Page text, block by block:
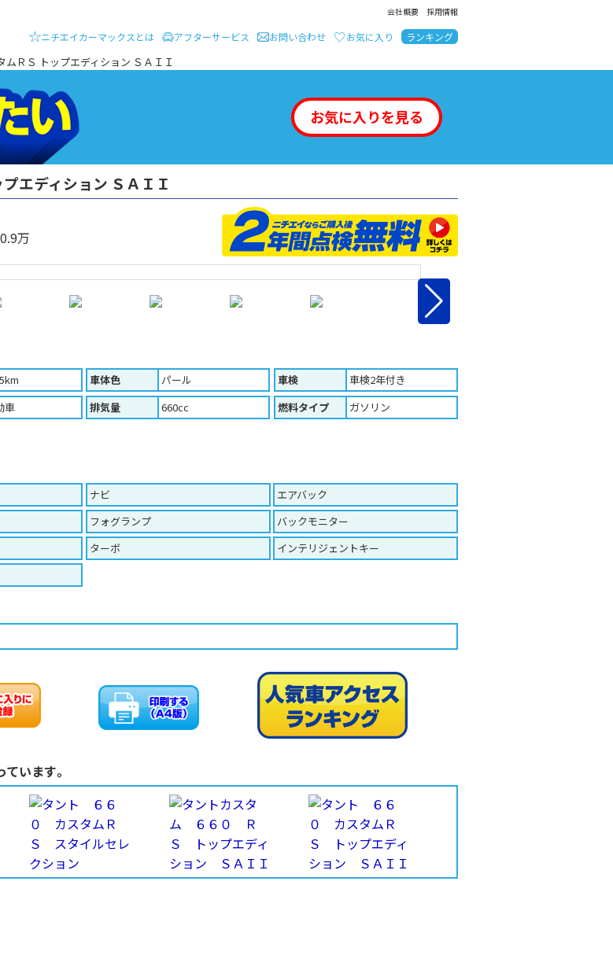
会社概要 採用情報
イ・カーマックス
ニチエイカーマックスとは アフターサービス お問い合わせ お気に入り ランキング
ＲＳ トップエディション ＳＡＩＩ
クルマを買いたい
お気に入りを見る
エディション ＳＡＩＩ
万
車体色 パール 車検
車検2年付き
車 排気量 660cc 燃料タイプ
ガソリン
ナビ
エアバック
フォグランプ
バックモニター
ターボ
インテリジェントキー
印刷する（Ａ４版）
います。